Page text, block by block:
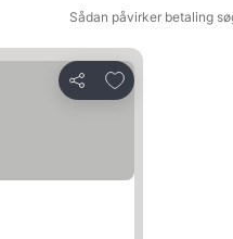
Sådan påvirker betaling
Del
Føj til favoritter